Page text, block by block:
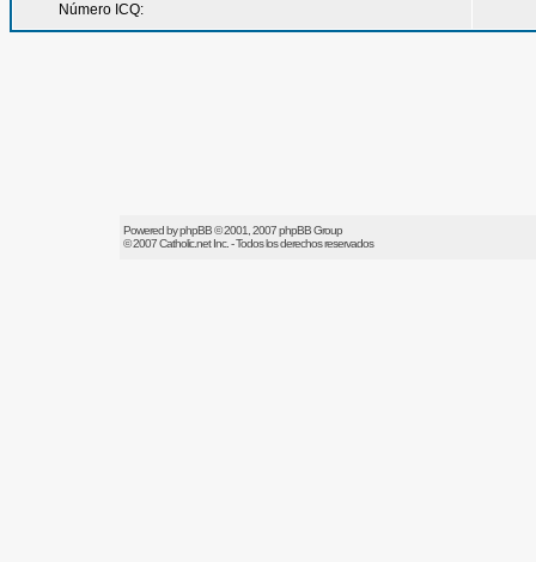
Número ICQ:
Powered byphpBB© 2001, 2007 phpBB Group
© 2007Catholic.netInc. - Todos los derechos reservados